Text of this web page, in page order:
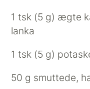
1 tsk (5 g) ægte
lanka
1 tsk (5 g)
50 g smuttede,